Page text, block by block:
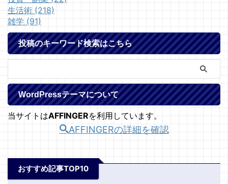
生活術 (218)
雑学 (91)
投稿のキーワード検索はこちら
WordPressテーマについて
当サイトはAFFINGERを利用しています。
AFFINGERの詳細を確認
おすすめ記事TOP10